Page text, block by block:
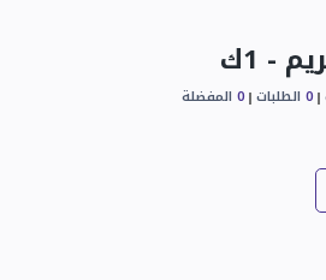
- 1ك
0 الطلبات 0 المفضلة